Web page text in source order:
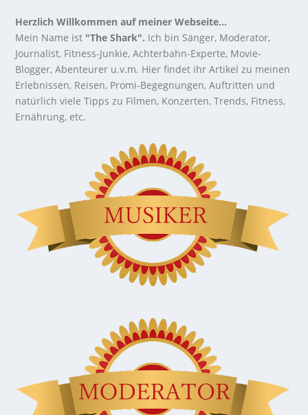
Herzlich Willkommen auf meiner Webseite...
Mein Name ist "The Shark". Ich bin Sänger, Moderator,
Journalist, Fitness-Junkie, Achterbahn-Experte, Movie-
Blogger, Abenteurer u.v.m. Hier findet ihr Artikel zu meinen
Erlebnissen, Reisen, Promi-Begegnungen, Auftritten und
natürlich viele Tipps zu Filmen, Konzerten, Trends, Fitness,
Ernährung, etc.